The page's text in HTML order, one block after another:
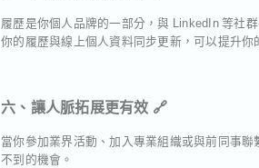
履歷是你個人品牌的一部分，與 LinkedIn 等社
你的履歷與線上個人資料同步更新，可以提升你
六、讓人脈拓展更有效 🔗
當你參加業界活動、加入專業組織或與前同事
不到的機會。